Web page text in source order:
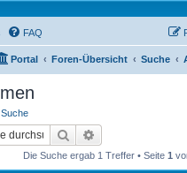
FAQ
Portal Foren-Übersicht Suche
Suche
Die Suche ergab 1 Treffer • Seite 1